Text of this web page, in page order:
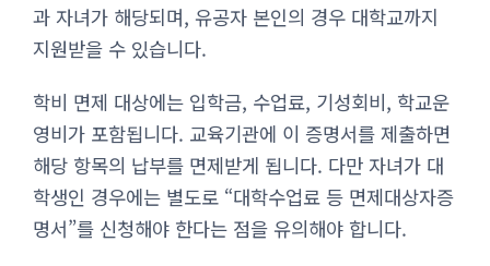
과 자녀가 해당되며, 유공자 본인의 경우 대학교까지
지원받을 수 있습니다.
학비 면제 대상에는 입학금, 수업료, 기성회비, 학교운
영비가 포함됩니다. 교육기관에 이 증명서를 제출하면
해당 항목의 납부를 면제받게 됩니다. 다만 자녀가 대
학생인 경우에는 별도로 “대학수업료 등 면제대상자증
명서”를 신청해야 한다는 점을 유의해야 합니다.